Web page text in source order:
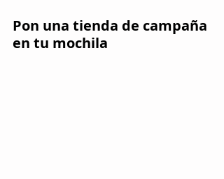
Pon una tienda de campaña
en tu mochila